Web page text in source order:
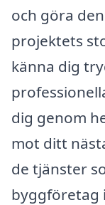
och göra
projektets
känna dig
dig genom
mot ditt
de tjänster
byggföretag